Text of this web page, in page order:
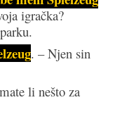
igračka?
. – Njen sin
li nešto za